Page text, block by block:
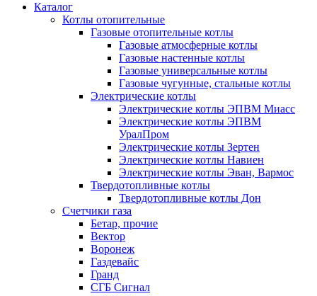
Каталог
Котлы отопительные
Газовые отопительные котлы
Газовые атмосферные котлы
Газовые настенные котлы
Газовые универсальные котлы
Газовые чугунные, стальные котлы
Электрические котлы
Электрические котлы ЭПВМ Миасс
Электрические котлы ЭПВМ
УралПром
Электрические котлы Зертен
Электрические котлы Навиен
Электрические котлы Эван, Вармос
Твердотопливные котлы
Твердотопливные котлы Дон
Счетчики газа
Бетар, прочие
Вектор
Воронеж
Газдевайс
Гранд
СГБ Сигнал